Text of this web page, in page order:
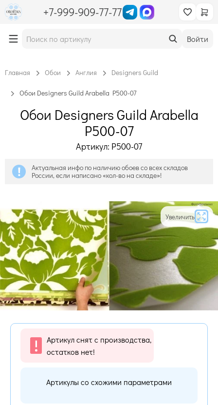
+7-999-909-77-77
Войти
Главная Обои Англия Designers Guild
Обои Designers Guild Arabella P500-07
Обои Designers Guild Arabella
P500-07
Артикул: P500-07
Актуальная инфо по наличию обоев со всех складов
России, если написано «кол-во на складе»!
Увеличить
Артикул снят с производства,
остатков нет!
Артикулы со схожими параметрами